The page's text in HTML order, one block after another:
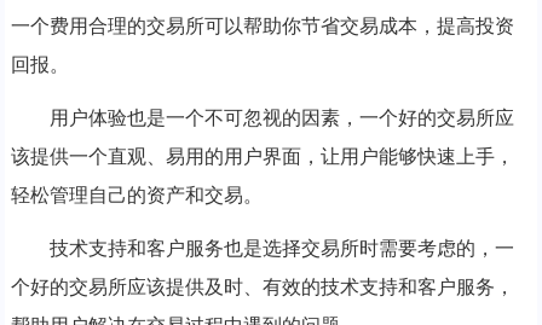
一个费用合理的交易所可以帮助你节省交易成本，提高投资
回报。
用户体验也是一个不可忽视的因素，一个好的交易所应
该提供一个直观、易用的用户界面，让用户能够快速上手，
轻松管理自己的资产和交易。
技术支持和客户服务也是选择交易所时需要考虑的，一
个好的交易所应该提供及时、有效的技术支持和客户服务，